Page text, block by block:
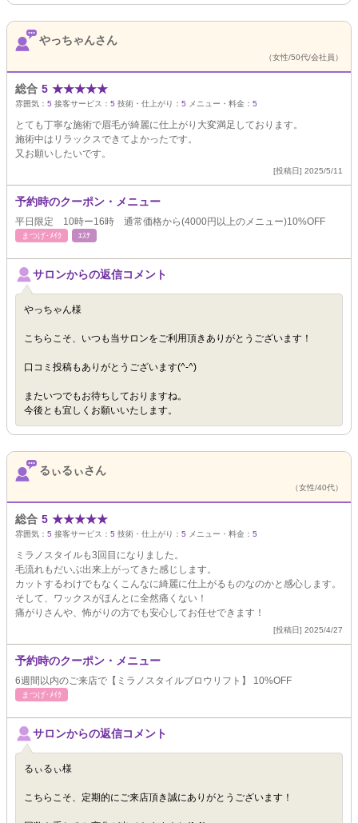
やっちゃんさん
（女性/50代/会社員）
総合 5 ★★★★★
雰囲気： 5 接客サービス： 5 技術・仕上がり： 5 メニュー・料金： 5
とても丁寧な施術で眉毛が綺麗に仕上がり大変満足しております。
施術中はリラックスできてよかったです。
又お願いしたいです。
[投稿日] 2025/5/11
予約時のクーポン・メニュー
平日限定 10時ー16時 通常価格から(4000円以上のメニュー)10%OFF
まつげ･ﾒｲｸ ｴｽﾃ
サロンからの返信コメント
やっちゃん様
こちらこそ、いつも当サロンをご利用頂きありがとうございます！
口コミ投稿もありがとうございます(^-^)
またいつでもお待ちしておりますね。
今後とも宜しくお願いいたします。
るぃるぃさん
（女性/40代）
総合 5 ★★★★★
雰囲気： 5 接客サービス： 5 技術・仕上がり： 5 メニュー・料金： 5
ミラノスタイルも3回目になりました。
毛流れもだいぶ出来上がってきた感じします。
カットするわけでもなくこんなに綺麗に仕上がるものなのかと感心します。
そして、ワックスがほんとに全然痛くない！
痛がりさんや、怖がりの方でも安心してお任せできます！
[投稿日] 2025/4/27
予約時のクーポン・メニュー
6週間以内のご来店で【ミラノスタイルブロウリフト】 10%OFF
まつげ･ﾒｲｸ
サロンからの返信コメント
るぃるぃ様
こちらこそ、定期的にご来店頂き誠にありがとうございます！